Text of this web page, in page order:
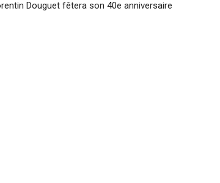
Douguet fêtera son 40e anniversaire